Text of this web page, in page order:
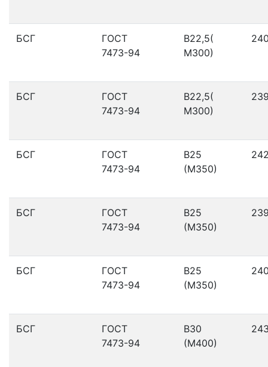
БСГ
ГОСТ
7473-94
В22,5(
М300)
БСГ
ГОСТ
7473-94
В22,5(
М300)
БСГ
ГОСТ
7473-94
В25
(М350)
БСГ
ГОСТ
7473-94
В25
(М350)
БСГ
ГОСТ
7473-94
В25
(М350)
БСГ
ГОСТ
7473-94
В30
(М400)